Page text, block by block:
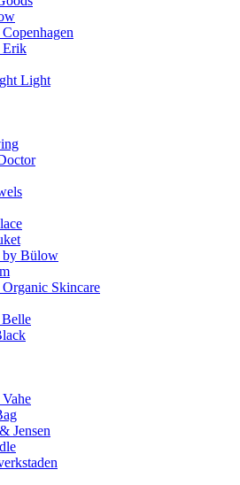
Erik
Light
by Bülow
Skincare
Jensen